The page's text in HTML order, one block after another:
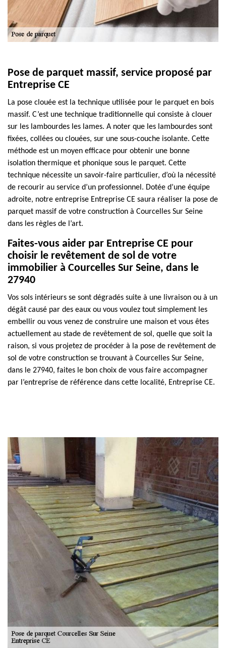
Pose de parquet massif, service proposé par
Entreprise CE
La pose clouée est la technique utilisée pour le parquet en bois
massif. C’est une technique traditionnelle qui consiste à clouer
sur les lambourdes les lames. A noter que les lambourdes sont
fixées, collées ou clouées, sur une sous-couche isolante. Cette
méthode est un moyen efficace pour obtenir une bonne
isolation thermique et phonique sous le parquet. Cette
technique nécessite un savoir-faire particulier, d’où la nécessité
de recourir au service d’un professionnel. Dotée d’une équipe
adroite, notre entreprise Entreprise CE saura réaliser la pose de
parquet massif de votre construction à Courcelles Sur Seine
dans les règles de l’art.
Faites-vous aider par Entreprise CE pour
choisir le revêtement de sol de votre
immobilier à Courcelles Sur Seine, dans le
27940
Vos sols intérieurs se sont dégradés suite à une livraison ou à un
dégât causé par des eaux ou vous voulez tout simplement les
embellir ou vous venez de construire une maison et vous êtes
actuellement au stade de revêtement de sol, quelle que soit la
raison, si vous projetez de procéder à la pose de revêtement de
sol de votre construction se trouvant à Courcelles Sur Seine,
dans le 27940, faites le bon choix de vous faire accompagner
par l’entreprise de référence dans cette localité, Entreprise CE.